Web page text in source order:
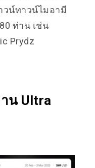
วน์ทาวน์ไมอามี
ท่าน เช่น
Prydz
น Ultra